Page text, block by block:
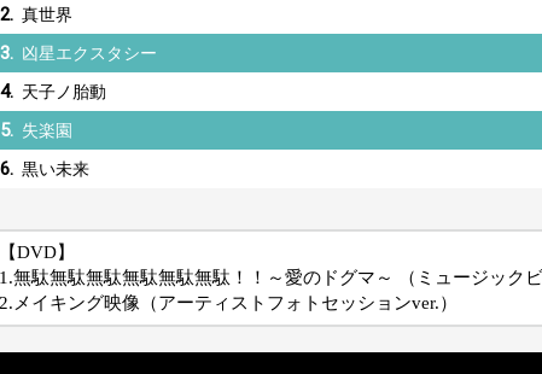
2. 真世界
3. 凶星エクスタシー
4. 天子ノ胎動
5. 失楽園
6. 黒い未来
【DVD】
1.無駄無駄無駄無駄無駄無駄！！～愛のドグマ～ （ミュージック
2.メイキング映像（アーティストフォトセッションver.）